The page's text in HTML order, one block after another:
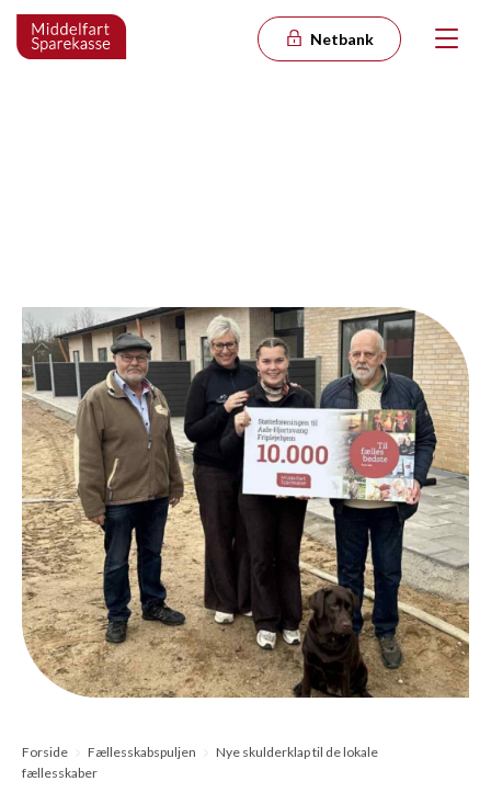
Netbank
Forside Fællesskabspuljen
Nye skulderklap til de lokale
fællesskaber